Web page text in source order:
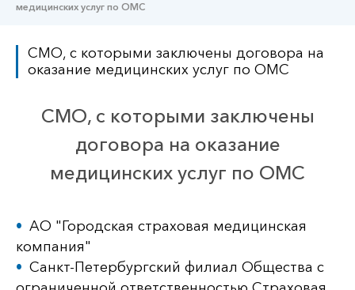
медицинских услуг по ОМС
СМО, с которыми заключены договора на
оказание медицинских услуг по ОМС
СМО, с которыми заключены
договора на оказание
медицинских услуг по ОМС
АО "Городская страховая медицинская
компания"
Санкт-Петербургский филиал Общества с